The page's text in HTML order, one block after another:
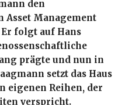
den
Asset Management
folgt auf Hans
prägte und nun in
setzt das Haus
eigenen Reihen, der
verspricht.